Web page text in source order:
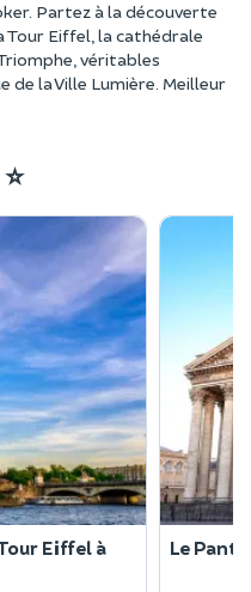
Partez à la découverte
Tour Eiffel, la cathédrale
véritables
la Ville Lumière. Meilleur
Eiffel à
Le